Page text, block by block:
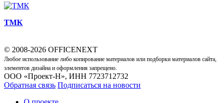
ТМК
© 2008-2026 OFFICENEXT
Любое использование либо копирование материалов или подборки материалов сайта,
элементов дизайна и оформления запрещено.
ООО «Проект-Н», ИНН 7723712732
Обратная связь Подписаться на новости